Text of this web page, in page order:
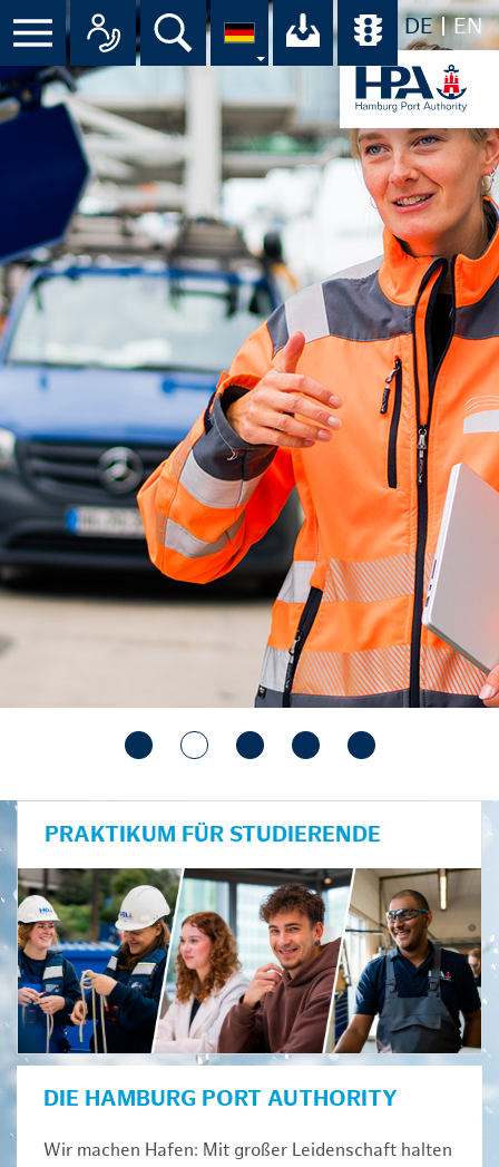
DE EN
Menü Alle Ansprechpartner im
Suche Ihr Download-
PRAKTIKUM FÜR STUDIERENDE
DIE HAMBURG PORT AUTHORITY
Wir machen Hafen: Mit großer Leidenschaft halten